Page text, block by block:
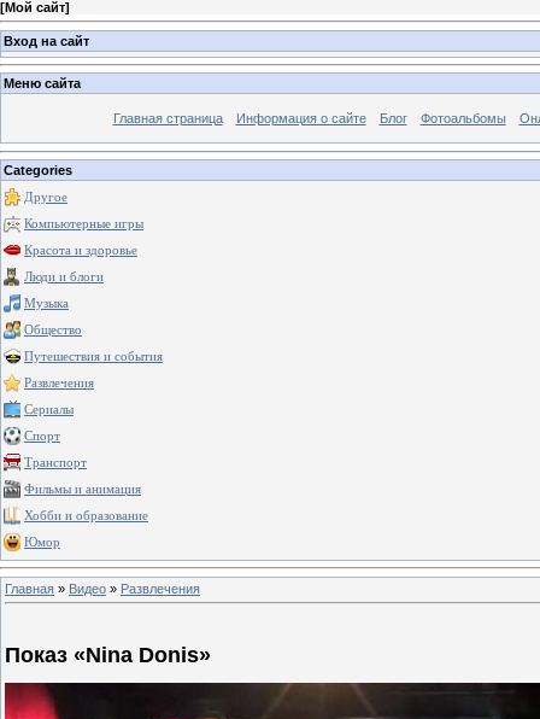
[Мой сайт]
Вход на сайт
Меню сайта
Главная страница Информация о сайте Блог Фотоальбомы
Categories
Другое
Компьютерные игры
Красота и здоровье
Люди и блоги
Музыка
Общество
Путешествия и события
Развлечения
Сериалы
Спорт
Транспорт
Фильмы и анимация
Хобби и образование
Юмор
Главная » Видео » Развлечения
Показ «Nina Donis»